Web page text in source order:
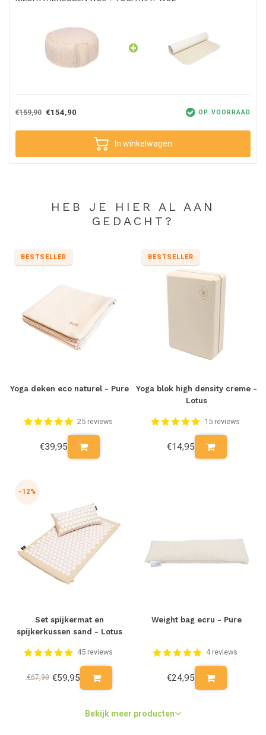
€159,90 €154,90 OP VOORRAAD
In winkelwagen
HEB JE HIER AL AAN
GEDACHT?
BESTSELLER
Yoga deken eco naturel - Pure
25 reviews
€39,95
BESTSELLER
Yoga blok high density creme -
Lotus
15 reviews
€14,95
-12%
Set spijkermat en
spijkerkussen sand - Lotus
45 reviews
€67,90 €59,95
Weight bag ecru - Pure
4 reviews
€24,95
Bekijk meer producten